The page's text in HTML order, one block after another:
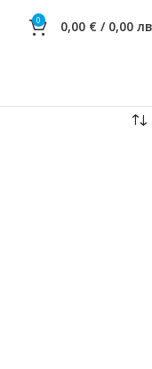
0 0,00 € / 0,00